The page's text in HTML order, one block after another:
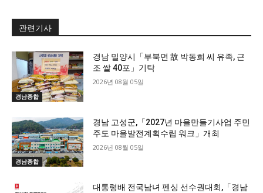
관련기사
경남종합
경남 밀양시「부북면 故 박동희 씨 유족, 근
조 쌀 40포」기탁
2026년 08월 05일
경남종합
경남 고성군,「2027년 마을만들기사업 주민
주도 마을발전계획수립 워크」개최
2026년 08월 05일
대통령배 전국남녀 펜싱 선수권대회,「경남